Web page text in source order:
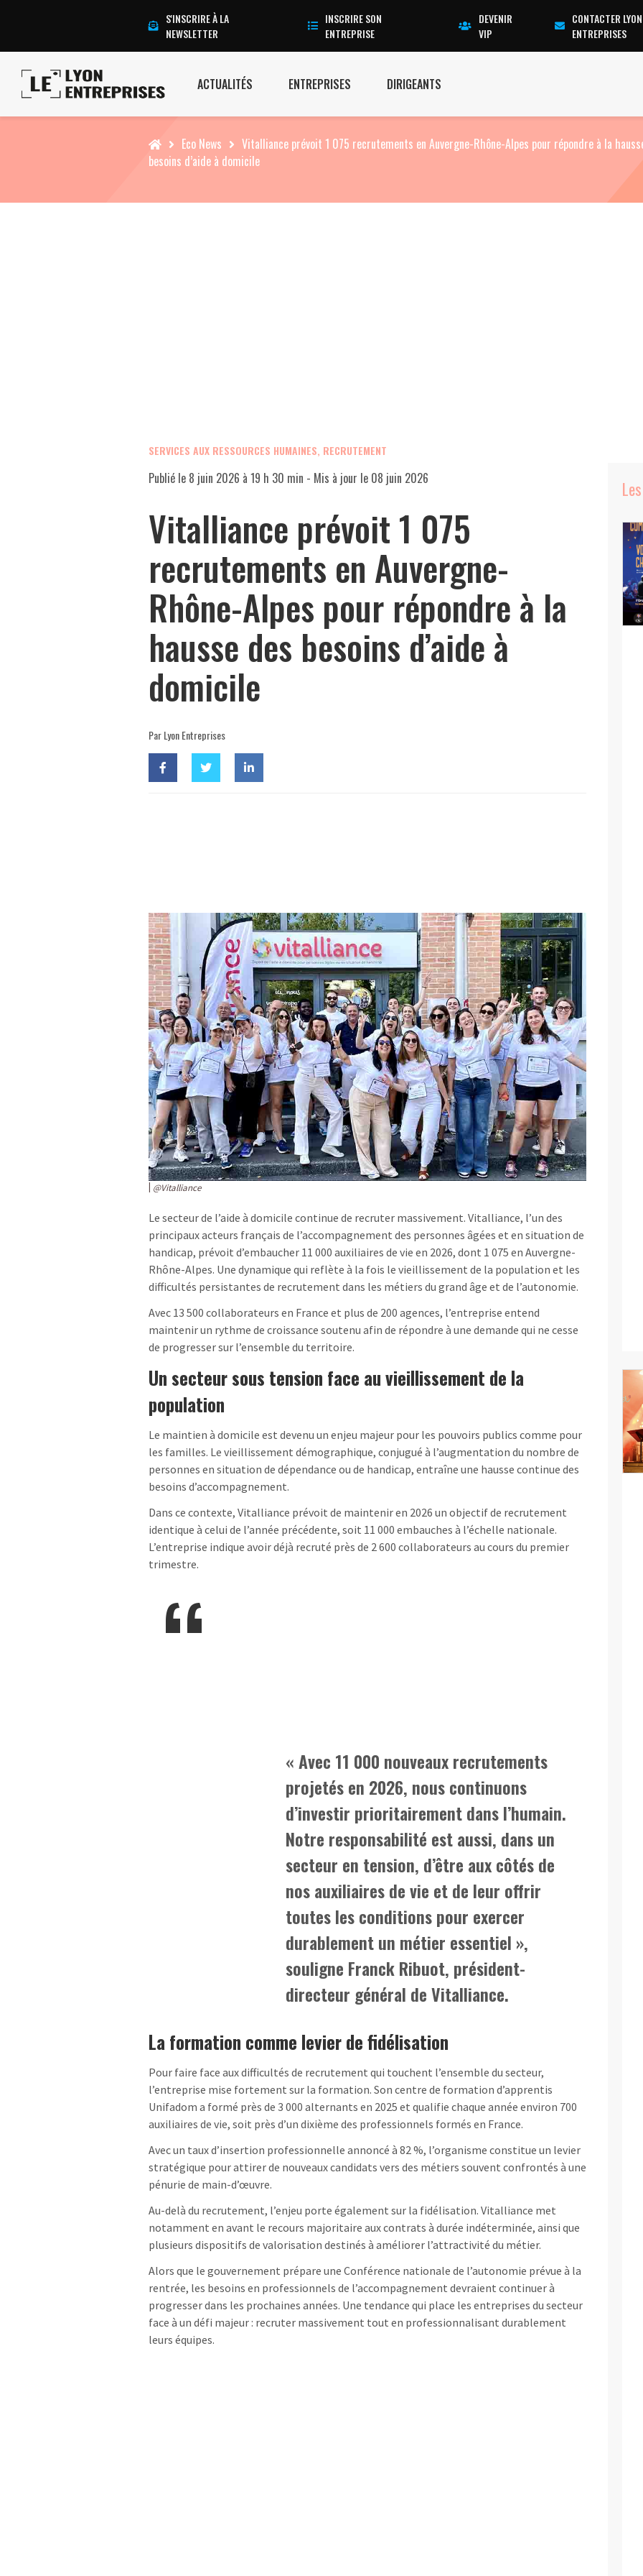
S'INSCRIRE À LA
NEWSLETTER
INSCRIRE SON
ENTREPRISE
DEVENIR
VIP
CONTACTER LYON
ENTREPRISES
ACTUALITÉS ENTREPRISES DIRIGEANTS
Accueil Eco News
Vitalliance prévoit 1 075 recrutements en Auvergne-Rhône-Alpes pour répondre à la
besoins d’aide à domicile
SERVICES AUX RESSOURCES HUMAINES, RECRUTEMENT
Publié le 8 juin 2026 à 19 h 30 min - Mis à jour le 08 juin 2026
Vitalliance prévoit 1 075
recrutements en Auvergne-
Rhône-Alpes pour répondre à la
hausse des besoins d’aide à
domicile
Par Lyon Entreprises
@Vitalliance
Le secteur de l’aide à domicile continue de recruter massivement. Vitalliance, l’un des
principaux acteurs français de l’accompagnement des personnes âgées et en situation de
handicap, prévoit d’embaucher 11 000 auxiliaires de vie en 2026, dont 1 075 en Auvergne-
Rhône-Alpes. Une dynamique qui reflète à la fois le vieillissement de la population et les
difficultés persistantes de recrutement dans les métiers du grand âge et de l’autonomie.
Avec 13 500 collaborateurs en France et plus de 200 agences, l’entreprise entend
maintenir un rythme de croissance soutenu afin de répondre à une demande qui ne cesse
de progresser sur l’ensemble du territoire.
Un secteur sous tension face au vieillissement de la
population
Le maintien à domicile est devenu un enjeu majeur pour les pouvoirs publics comme pour
les familles. Le vieillissement démographique, conjugué à l’augmentation du nombre de
personnes en situation de dépendance ou de handicap, entraîne une hausse continue des
besoins d’accompagnement.
Dans ce contexte, Vitalliance prévoit de maintenir en 2026 un objectif de recrutement
identique à celui de l’année précédente, soit 11 000 embauches à l’échelle nationale.
L’entreprise indique avoir déjà recruté près de 2 600 collaborateurs au cours du premier
trimestre.
« Avec 11 000 nouveaux recrutements
projetés en 2026, nous continuons
d’investir prioritairement dans l’humain.
Notre responsabilité est aussi, dans un
secteur en tension, d’être aux côtés de
nos auxiliaires de vie et de leur offrir
toutes les conditions pour exercer
durablement un métier essentiel »,
souligne Franck Ribuot, président-
directeur général de Vitalliance.
La formation comme levier de fidélisation
Pour faire face aux difficultés de recrutement qui touchent l’ensemble du secteur,
l’entreprise mise fortement sur la formation. Son centre de formation d’apprentis
Unifadom a formé près de 3 000 alternants en 2025 et qualifie chaque année environ 700
auxiliaires de vie, soit près d’un dixième des professionnels formés en France.
Avec un taux d’insertion professionnelle annoncé à 82 %, l’organisme constitue un levier
stratégique pour attirer de nouveaux candidats vers des métiers souvent confrontés à une
pénurie de main-d’œuvre.
Au-delà du recrutement, l’enjeu porte également sur la fidélisation. Vitalliance met
notamment en avant le recours majoritaire aux contrats à durée indéterminée, ainsi que
plusieurs dispositifs de valorisation destinés à améliorer l’attractivité du métier.
Alors que le gouvernement prépare une Conférence nationale de l’autonomie prévue à la
rentrée, les besoins en professionnels de l’accompagnement devraient continuer à
progresser dans les prochaines années. Une tendance qui place les entreprises du secteur
face à un défi majeur : recruter massivement tout en professionnalisant durablement
leurs équipes.